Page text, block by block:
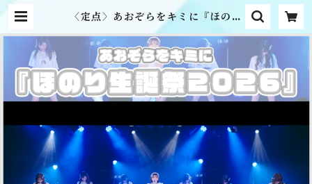
〈定点〉あおぞらをキミに『ほのり
生誕祭2026』ライブ映像ダウンロ
ード版 | MME official online
shop